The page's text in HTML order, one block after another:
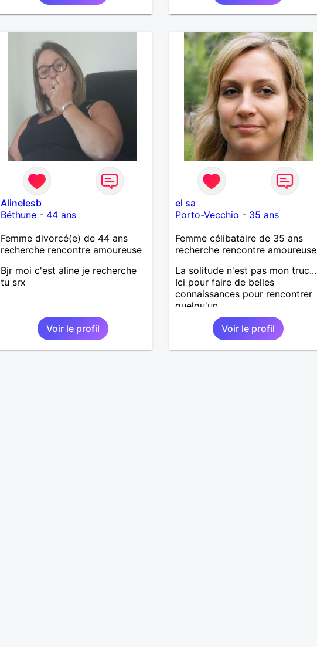
Alinelesb
Béthune- 44 ans
Femme divorcé(e) de 44 ans
recherche rencontre amoureuse
Bjr moi c'est aline je recherche
tu srx
Voir le profil
el sa
Porto-Vecchio - 35 ans
Femme célibataire de 35 ans
recherche rencontre amoureuse
La solitude n'est pas mon truc...
Ici pour faire de belles
connaissances pour rencontrer
quelqu'un
Voir le profil